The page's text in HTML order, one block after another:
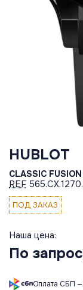
HUBLOT
CLASSIC
REF
ПОД ЗАКАЗ
Наша цена:
По
Оплата СБП —